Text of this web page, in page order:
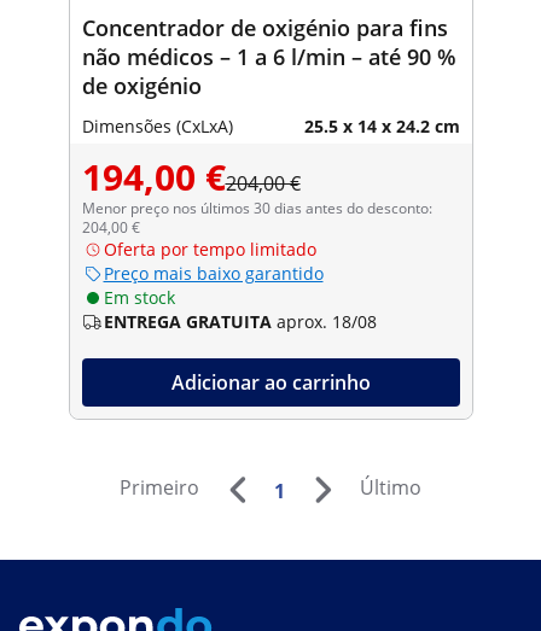
Concentrador de oxigénio para fins
não médicos – 1 a 6 l/min – até 90 %
de oxigénio
Dimensões (CxLxA) 25.5 x 14 x 24.2 cm
194,00 €204,00 €
Menor preço nos últimos 30 dias antes do desconto:
204,00 €
Oferta por tempo limitado
Preço mais baixo garantido
Em stock
ENTREGA GRATUITA aprox. 18/08
Adicionar ao carrinho
Primeiro 1 Último